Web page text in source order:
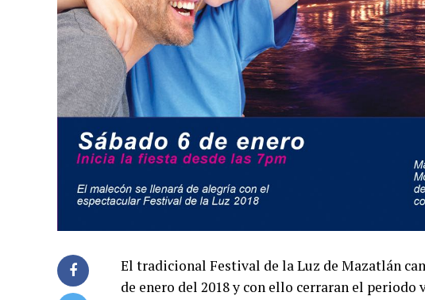
El tradicional Festival de la Luz de Mazatlán
de enero del 2018 y con ello cerraran el periodo